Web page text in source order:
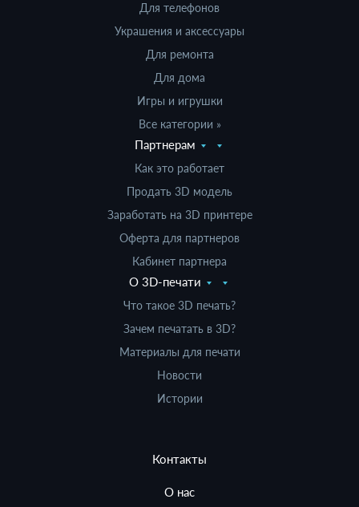
Для телефонов
Украшения и аксессуары
Для ремонта
Для дома
Игры и игрушки
Все категории »
Партнерам
Как это работает
Продать 3D модель
Заработать на 3D принтере
Оферта для партнеров
Кабинет партнера
О 3D-печати
Что такое 3D печать?
Зачем печатать в 3D?
Материалы для печати
Новости
Истории
Контакты
О нас